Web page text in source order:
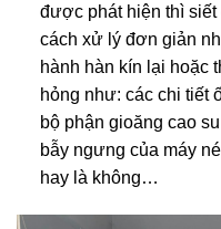
được phát hiện thì siết
cách xử lý đơn giản
hành hàn kín lại hoặc
hỏng như: các chi tiết
bộ phận gioăng cao
bẫy ngưng của máy
hay là không…